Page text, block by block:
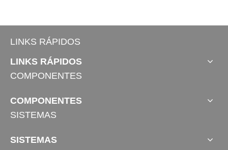
LINKS RÁPIDOS
LINKS RÁPIDOS
COMPONENTES
COMPONENTES
SISTEMAS
SISTEMAS